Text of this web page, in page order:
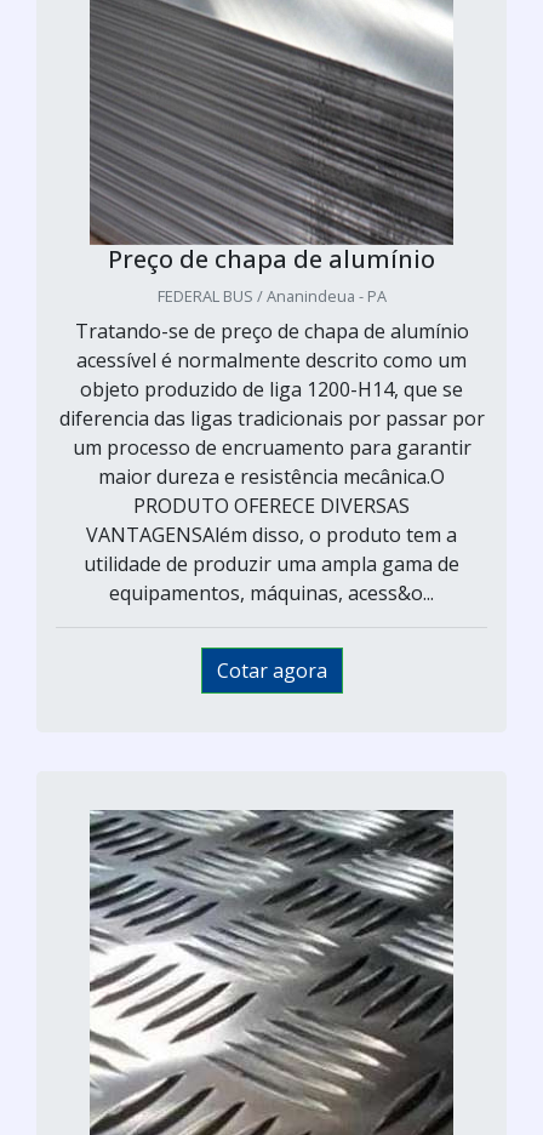
Preço de chapa de alumínio
FEDERAL BUS / Ananindeua - PA
Tratando-se de preço de chapa de alumínio
acessível é normalmente descrito como um
objeto produzido de liga 1200-H14, que se
diferencia das ligas tradicionais por passar por
um processo de encruamento para garantir
maior dureza e resistência mecânica.O
PRODUTO OFERECE DIVERSAS
VANTAGENSAlém disso, o produto tem a
utilidade de produzir uma ampla gama de
equipamentos, máquinas, acess&o...
Cotar agora